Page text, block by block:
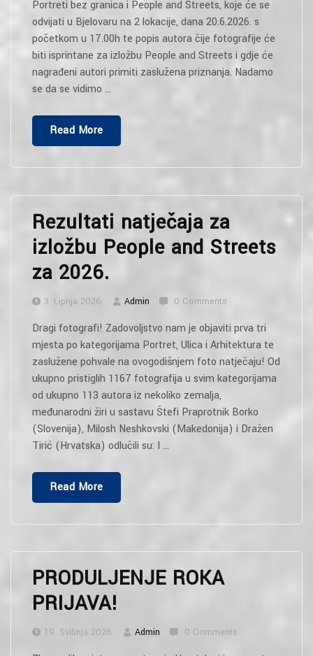
Portreti bez granica i People and Streets, koje će se
odvijati u Bjelovaru na 2 lokacije, dana 20.6.2026. s
početkom u 17.00h te popis autora čije fotografije će
biti isprintane za izložbu People and Streets i gdje će
nagrađeni autori primiti zaslužena priznanja. Nadamo
se da se vidimo …
Read More“People
And
Rezultati natječaja za
izložbu People and Streets
za 2026.
3. Lipnja 2026. Admin 0 Comments
Dragi fotografi! Zadovoljstvo nam je objaviti prva tri
mjesta po kategorijama Portret, Ulica i Arhitektura te
zaslužene pohvale na ovogodišnjem foto natječaju! Od
ukupno pristiglih 1167 fotografija u svim kategorijama
od ukupno 113 autora iz nekoliko zemalja,
međunarodni žiri u sastavu Štefi Praprotnik Borko
(Slovenija), Milosh Neshkovski (Makedonija) i Dražen
Tirić (Hrvatska) odlučili su: I …
Read More“Rezultati
Natječaja
People
And
Streets
Za
PRODULJENJE ROKA
PRIJAVA!
19. Svibnja 2026. Admin 0 Comments